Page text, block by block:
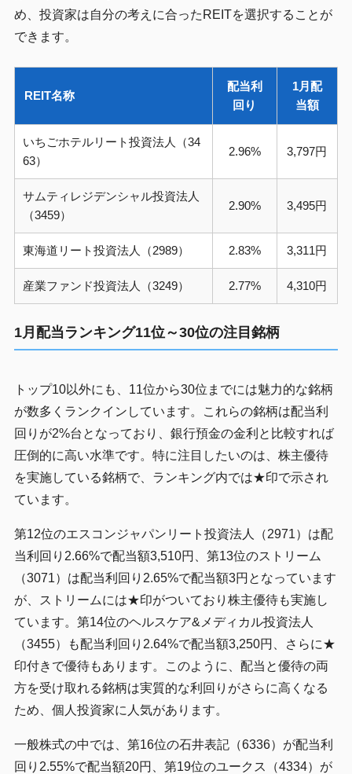
め、投資家は自分の考えに合ったREITを選択することが
できます。
REIT名称
配当利
回り
1月配
当額
いちごホテルリート投資法人（34
63）
2.96% 3,797円
サムティレジデンシャル投資法人
（3459）
2.90% 3,495円
東海道リート投資法人（2989） 2.83% 3,311円
産業ファンド投資法人（3249） 2.77% 4,310円
1月配当ランキング11位～30位の注目銘柄
トップ10以外にも、11位から30位までには魅力的な銘柄
が数多くランクインしています。これらの銘柄は配当利
回りが2%台となっており、銀行預金の金利と比較すれば
圧倒的に高い水準です。特に注目したいのは、株主優待
を実施している銘柄で、ランキング内では★印で示され
ています。
第12位のエスコンジャパンリート投資法人（2971）は配
当利回り2.66%で配当額3,510円、第13位のストリーム
（3071）は配当利回り2.65%で配当額3円となっています
が、ストリームには★印がついており株主優待も実施し
ています。第14位のヘルスケア&メディカル投資法人
（3455）も配当利回り2.64%で配当額3,250円、さらに★
印付きで優待もあります。このように、配当と優待の両
方を受け取れる銘柄は実質的な利回りがさらに高くなる
ため、個人投資家に人気があります。
一般株式の中では、第16位の石井表記（6336）が配当利
回り2.55%で配当額20円、第19位のユークス（4334）が